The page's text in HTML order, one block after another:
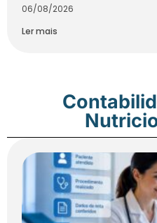
06/08/2026
Ler mais